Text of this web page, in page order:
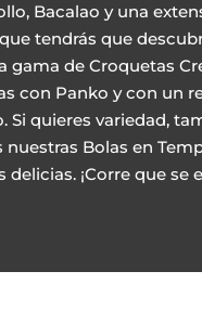
Bacalao y una
tendrás que
gama de Croquetas
con Panko y con un
Si quieres variedad,
Bolas en
delicias. ¡Corre que se